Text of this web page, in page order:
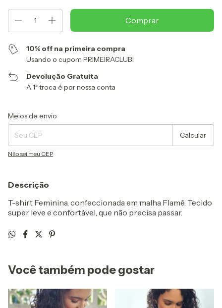
10% off na primeira compra
Usando o cupom PRIMEIRACLUBI
Devolução Gratuita
A 1ª troca é por nossa conta
Entregas para o CEP:
Meios de envio
Calcular
Não sei meu CEP
Descrição
T-shirt Feminina, confeccionada em malha Flamê. Tecido
super leve e confortável, que não precisa passar.
Você também pode gostar